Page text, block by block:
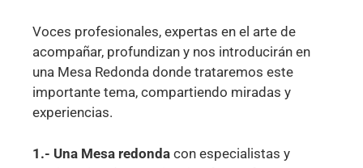
Voces profesionales, expertas en el arte de
acompañar, profundizan y nos introducirán en
una Mesa Redonda donde trataremos este
importante tema, compartiendo miradas y
experiencias.
1.- Una Mesa redonda con especialistas y